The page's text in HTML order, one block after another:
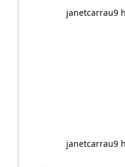
janetcarrau9
janetcarrau9